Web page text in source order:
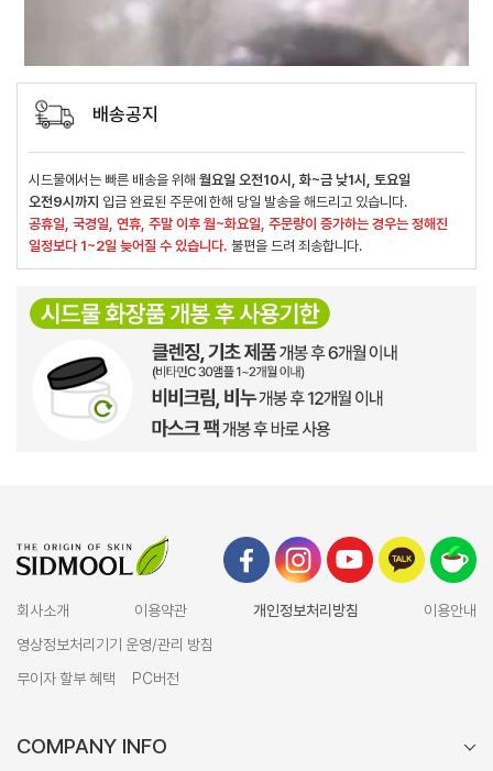
배송공지
시드물에서는 빠른 배송을 위해 월요일 오전10시, 화~금 낮1시, 토요일
오전9시까지 입금 완료된 주문에 한해 당일 발송을 해드리고 있습니다.
공휴일, 국경일, 연휴, 주말 이후 월~화요일, 주문량이 증가하는 경우는 정해진
일정보다 1~2일 늦어질 수 있습니다. 불편을 드려 죄송합니다.
회사소개 이용약관 개인정보처리방침
이용안내
영상정보처리기기 운영/관리 방침
무이자 할부 혜택
PC버전
COMPANY INFO